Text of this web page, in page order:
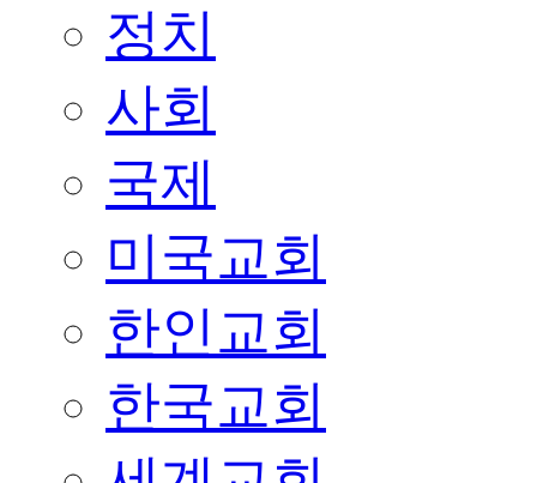
정치
사회
국제
미국교회
한인교회
한국교회